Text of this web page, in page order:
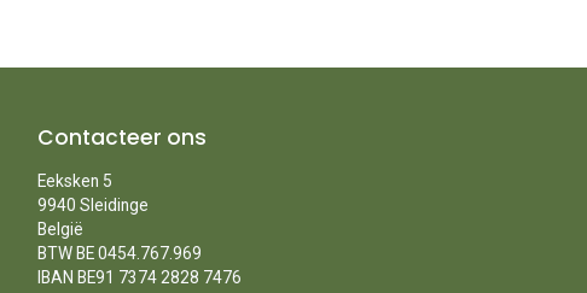
Contacteer ons
Eeksken 5
9940 Sleidinge
België
BTW BE 0454.767.969
IBAN BE91 7374 2828 7476